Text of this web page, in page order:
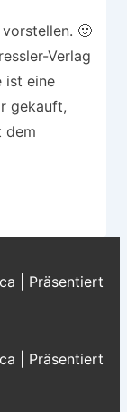
🙂
Verlag
ist eine
gekauft,
dem
| Präsentiert
| Präsentiert